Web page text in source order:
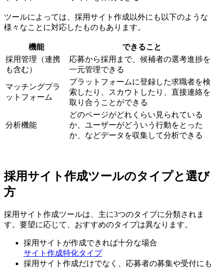
ツールによっては、採用サイト作成以外にも以下のような
様々なことに対応したものもあります。
機能
できること
採用管理（連携
も含む）
応募から採用まで、候補者の選考進捗を
一元管理できる
マッチングプラ
ットフォーム
プラットフォームに登録した求職者を検
索したり、スカウトしたり、直接連絡を
取り合うことができる
分析機能
どのページがどれくらい見られている
か、ユーザーがどういう行動をとった
か、などデータを収集して分析できる
採用サイト作成ツールのタイプと選び
方
採用サイト作成ツールは、主に3つのタイプに分類されま
す。要望に応じて、おすすめのタイプは異なります。
採用サイトが作成できれば十分な場合
サイト作成特化タイプ
採用サイト作成だけでなく、応募者の募集や受付にも